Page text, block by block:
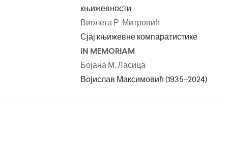
књижевности
Виолета Р. Митровић
Сјај књижевне компаратистике
IN MEMORIAM
Бојана М. Ласица
Војислав Максимовић (1935–2024)